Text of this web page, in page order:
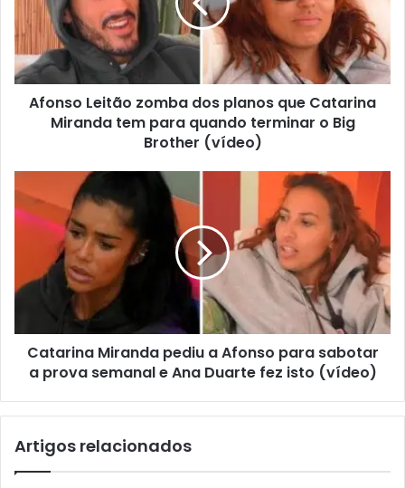
Afonso Leitão zomba dos planos que Catarina
Miranda tem para quando terminar o Big
Brother (vídeo)
Catarina Miranda pediu a Afonso para sabotar
a prova semanal e Ana Duarte fez isto (vídeo)
Artigos relacionados